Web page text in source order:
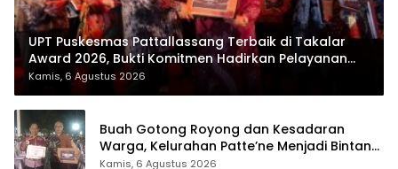
UPT Puskesmas Pattallassang Terbaik di Takalar
Award 2026, Bukti Komitmen Hadirkan Pelayanan
Kesehatan Berkualitas
Kamis, 6 Agustus 2026
Buah Gotong Royong dan Kesadaran
Warga, Kelurahan Patte’ne Menjadi Bintang
Takalar Award 2026
Kamis, 6 Agustus 2026